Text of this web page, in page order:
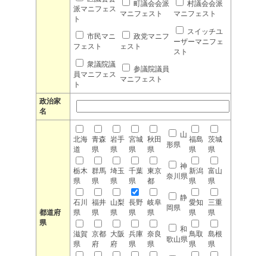
派マニフェス
ト
町議会会派
マニフェスト
村議会会派
マニフェスト
市民マニ
フェスト
政党マニフ
ェスト
スイッチユ
ーザーマニフェ
スト
衆議院議
員マニフェス
ト
参議院議員
マニフェスト
政治家
名
都道府
県
北海
道
青森
県
岩手
県
宮城
県
秋田
県
山
形県
福島
県
茨城
県
栃木
県
群馬
県
埼玉
県
千葉
県
東京
都
神
奈川県
新潟
県
富山
県
石川
県
福井
県
山梨
県
長野
県
岐阜
県
静
岡県
愛知
県
三重
県
滋賀
県
京都
府
大阪
府
兵庫
県
奈良
県
和
歌山県
鳥取
県
島根
県